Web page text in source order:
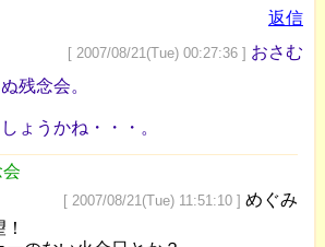
返信
[ 2007/08/21(Tue) 00:27:36 ] おさむ
残念会。
ょうかね・・・。
[ 2007/08/21(Tue) 11:51:10 ] めぐみ